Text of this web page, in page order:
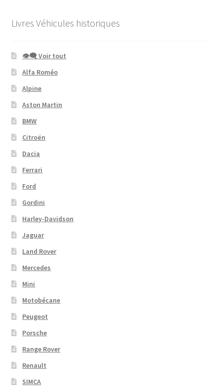
Livres Véhicules historiques
👁‍🗨 Voir tout
Alfa Roméo
Alpine
Aston Martin
BMW
Citroën
Dacia
Ferrari
Ford
Gordini
Harley-Davidson
Jaguar
Land Rover
Mercedes
Mini
Motobécane
Peugeot
Porsche
Range Rover
Renault
SIMCA